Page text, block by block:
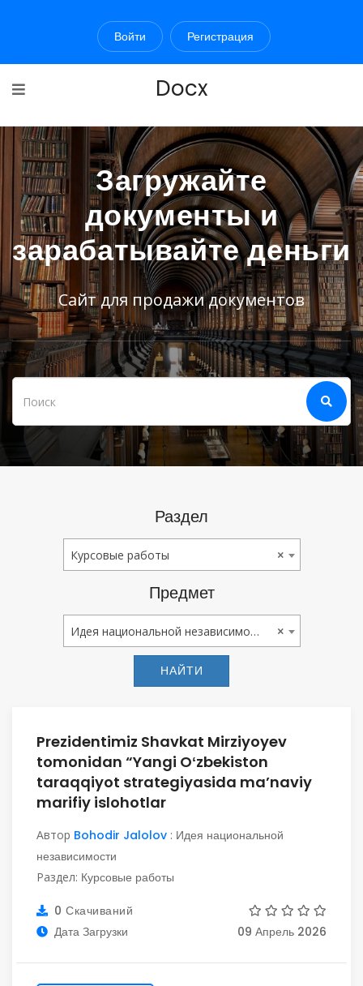
Войти Регистрация
Docx
Загружайте
документы и
зарабатывайте деньги
Сайт для продажи документов
Раздел
Курсовые Работы ×
Курсовые работы
Предмет
Идея Национальной Независимости ×
Идея национальной независимости
НАЙТИ
Prezidentimiz Shavkat Mirziyoyev
tomonidan “Yangi Oʻzbekiston
taraqqiyot strategiyasida ma’naviy
marifiy islohotlar
Автор Bohodir Jalolov : Идея национальной
независимости
Раздел: Курсовые работы
0 Скачиваний
Дата Загрузки
09 Апрель 2026